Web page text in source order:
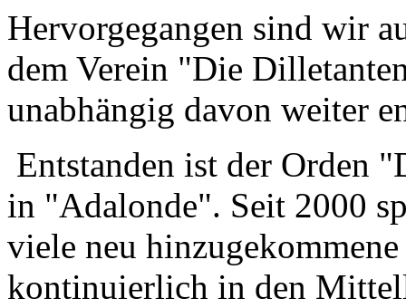
Hervorgegangen sind wir
dem Verein "Die
unabhängig davon weiter
Entstanden ist der Orden
in "Adalonde". Seit 2000
viele neu
kontinuierlich in den